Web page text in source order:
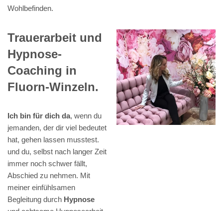
Wohlbefinden.
Trauerarbeit und
Hypnose-
Coaching in
Fluorn-Winzeln.
Ich bin für dich da, wenn du
jemanden, der dir viel bedeutet
hat, gehen lassen musstest.
und du, selbst nach langer Zeit
immer noch schwer fällt,
Abschied zu nehmen. Mit
meiner einfühlsamen
Begleitung durch Hypnose